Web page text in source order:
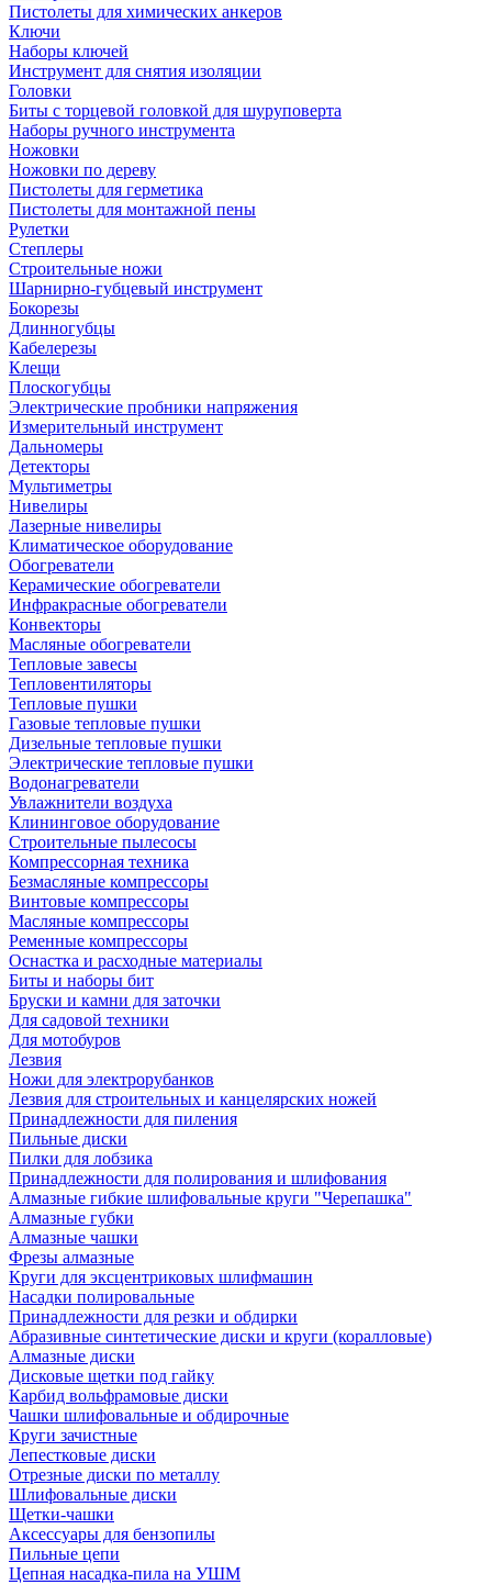
Пистолеты для химических анкеров
Ключи
Наборы ключей
Инструмент для снятия изоляции
Головки
Биты с торцевой головкой для шуруповерта
Наборы ручного инструмента
Ножовки
Ножовки по дереву
Пистолеты для герметика
Пистолеты для монтажной пены
Рулетки
Степлеры
Строительные ножи
Шарнирно-губцевый инструмент
Бокорезы
Длинногубцы
Кабелерезы
Клещи
Плоскогубцы
Электрические пробники напряжения
Измерительный инструмент
Дальномеры
Детекторы
Мультиметры
Нивелиры
Лазерные нивелиры
Климатическое оборудование
Обогреватели
Керамические обогреватели
Инфракрасные обогреватели
Конвекторы
Масляные обогреватели
Тепловые завесы
Тепловентиляторы
Тепловые пушки
Газовые тепловые пушки
Дизельные тепловые пушки
Электрические тепловые пушки
Водонагреватели
Увлажнители воздуха
Клининговое оборудование
Строительные пылесосы
Компрессорная техника
Безмасляные компрессоры
Винтовые компрессоры
Масляные компрессоры
Ременные компрессоры
Оснастка и расходные материалы
Биты и наборы бит
Бруски и камни для заточки
Для садовой техники
Для мотобуров
Лезвия
Ножи для электрорубанков
Лезвия для строительных и канцелярских ножей
Принадлежности для пиления
Пильные диски
Пилки для лобзика
Принадлежности для полирования и шлифования
Алмазные гибкие шлифовальные круги "Черепашка"
Алмазные губки
Алмазные чашки
Фрезы алмазные
Круги для эксцентриковых шлифмашин
Насадки полировальные
Принадлежности для резки и обдирки
Абразивные синтетические диски и круги (коралловые)
Алмазные диски
Дисковые щетки под гайку
Карбид вольфрамовые диски
Чашки шлифовальные и обдирочные
Круги зачистные
Лепестковые диски
Отрезные диски по металлу
Шлифовальные диски
Щетки-чашки
Аксессуары для бензопилы
Пильные цепи
Цепная насадка-пила на УШМ